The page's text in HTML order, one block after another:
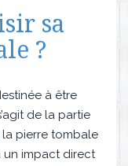
sa
?
à être
de la partie
pierre tombale
un impact direct